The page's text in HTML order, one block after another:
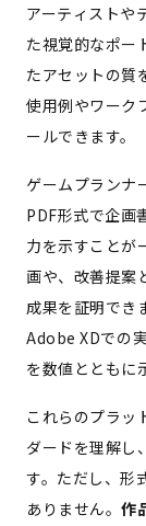
アーティスト
た視覚的なポー
たアセットの質
使用例やワーク
ールできます。
ゲームプランナ
PDF形式で企画
力を示すことが
画や、改善提案
成果を証明でき
Adobe XDでの
を数値とともに
これらのプラッ
ダードを理解し
す。ただし、形
ありません。作